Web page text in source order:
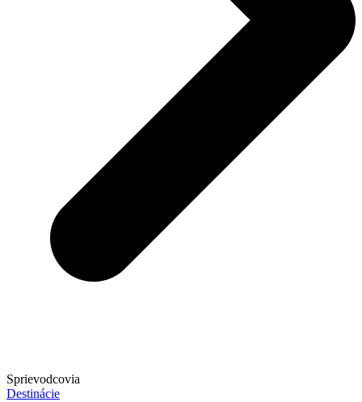
Sprievodcovia
Destinácie